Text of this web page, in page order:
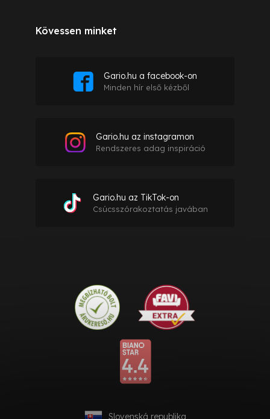
Kövessen minket
Gario.hu a facebook-on
Minden hír első kézből
Gario.hu az instagramon
Rendszeres adag inspiráció
Gario.hu az TikTok-on
Csúcsszórakoztatás javában
Slovenská republika